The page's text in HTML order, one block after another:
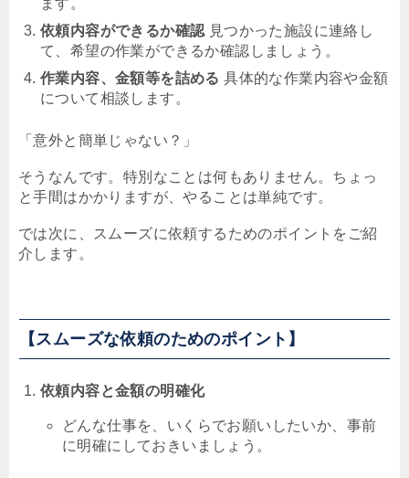
依頼内容ができるか確認 見つかった施設に連絡し
て、希望の作業ができるか確認しましょう。
作業内容、金額等を詰める 具体的な作業内容や金額
について相談します。
「意外と簡単じゃない？」
そうなんです。特別なことは何もありません。ちょっ
と手間はかかりますが、やることは単純です。
では次に、スムーズに依頼するためのポイントをご紹
介します。
【スムーズな依頼のためのポイント】
依頼内容と金額の明確化
どんな仕事を、いくらでお願いしたいか、事前
に明確にしておきいましょう。